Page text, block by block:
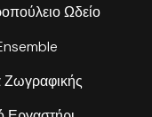
Ωδείο
Ζωγραφικής